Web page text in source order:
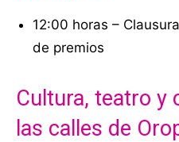
12:00 horas –
de premios
Cultura, teatro y
las calles de